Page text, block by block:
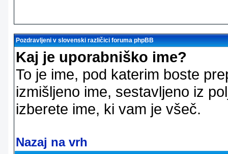
Pozdravljeni v slovenski različici foruma phpBB
Kaj je uporabniško ime?
To je ime, pod katerim boste
izmišljeno ime, sestavljeno iz
izberete ime, ki vam je všeč.
Nazaj na vrh